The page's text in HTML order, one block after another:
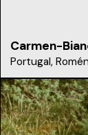
Carmen-
Portugal,